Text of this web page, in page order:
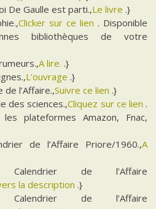
De Gaulle est parti.,Le livre .}
Clicker sur ce lien . Disponible
bibliothèques de votre
A lire. .}
L’ouvrage .}
l’Affaire.,Suivre ce lien .}
des sciences.,Cliquez sur ce lien .
plateformes Amazon, Fnac,
de l’Affaire Priore/1960.,A
Calendrier de l’Affaire
la description .}
Calendrier de l’Affaire